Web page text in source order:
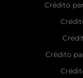
Crédito
Crédito